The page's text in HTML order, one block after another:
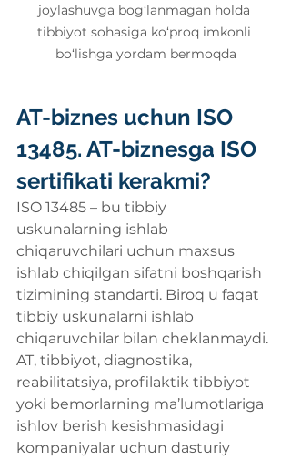
joylashuvga bog‘lanmagan holda
tibbiyot sohasiga ko‘proq imkonli
bo‘lishga yordam bermoqda
AT-biznes uchun ISO
13485. AT-biznesga ISO
sertifikati kerakmi?
ISO 13485 – bu tibbiy
uskunalarning ishlab
chiqaruvchilari uchun maxsus
ishlab chiqilgan sifatni boshqarish
tizimining standarti. Biroq u faqat
tibbiy uskunalarni ishlab
chiqaruvchilar bilan cheklanmaydi.
AT, tibbiyot, diagnostika,
reabilitatsiya, profilaktik tibbiyot
yoki bemorlarning ma’lumotlariga
ishlov berish kesishmasidagi
kompaniyalar uchun dasturiy